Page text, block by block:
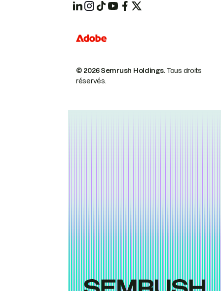
© 2026 Semrush Holdings.Tous droits
réservés.